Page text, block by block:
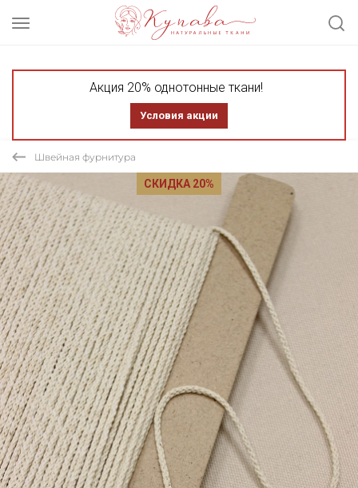
Акция 20% однотонные ткани!
Условия акции
Швейная фурнитура
СКИДКА 20%